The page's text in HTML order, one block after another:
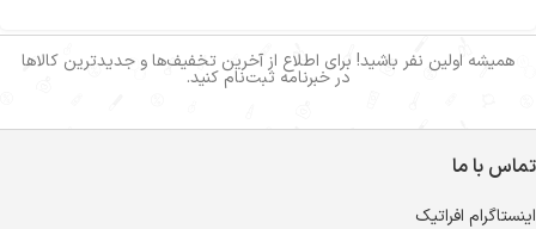
همیشه اولین نفر باشید! برای اطلاع از آخرین تخفیف‌ها و جدیدترین کالاها
در خبرنامه ثبت‌نام کنید.
تماس با ما
اینستاگرام افراتیک